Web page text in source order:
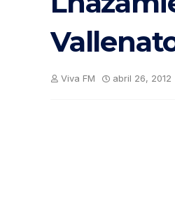
Viva FM abril 26, 2012